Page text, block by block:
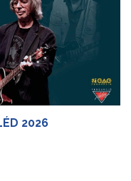
2026